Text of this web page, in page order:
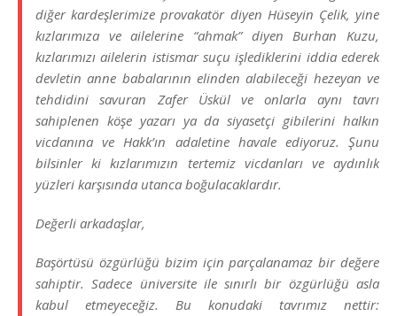
diğer kardeşlerimize provakatör diyen Hüseyin Çelik, yine
kızlarımıza ve ailelerine “ahmak” diyen Burhan Kuzu,
kızlarımızı ailelerin istismar suçu işlediklerini iddia ederek
devletin anne babalarının elinden alabileceği hezeyan ve
tehdidini savuran Zafer Üskül ve onlarla aynı tavrı
sahiplenen köşe yazarı ya da siyasetçi gibilerini halkın
vicdanına ve Hakk’ın adaletine havale ediyoruz. Şunu
bilsinler ki kızlarımızın tertemiz vicdanları ve aydınlık
yüzleri karşısında utanca boğulacaklardır.
Değerli arkadaşlar,
Başörtüsü özgürlüğü bizim için parçalanamaz bir değere
sahiptir. Sadece üniversite ile sınırlı bir özgürlüğü asla
kabul etmeyeceğiz. Bu konudaki tavrımız nettir: